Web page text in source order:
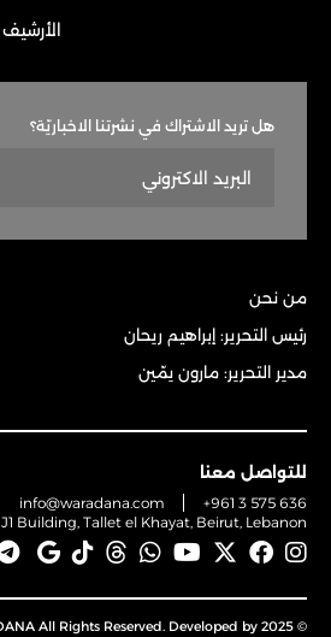
الأرشيف
هل تريد الاشتراك في نشرتنا الاخباريّة؟
من نحن
رئيس التحرير: إبراهيم ريحان
مدير التحرير: مارون يمّين
للتواصل معنا
info@waradana.com
+961 3 575 636
J1 Building, Tallet el Khayat, Beirut, Lebanon
© 2025 WARADANA All Rights Reserved. Developed by